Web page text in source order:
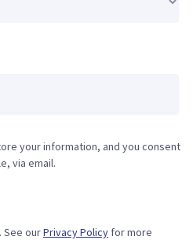
your information, and you consent
via email.
See ourPrivacy Policy for more